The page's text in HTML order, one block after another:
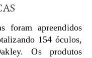
foram apreendidos
154 óculos,
Os produtos